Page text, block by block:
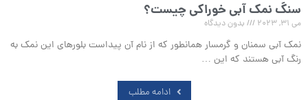
سنگ نمک آبی خوراکی چیست؟
می 31, 2023 بدون دیدگاه
نمک آبی سمنان و گرمسار همانطور که از نام آن پیداست بلورهای این نمک به
رنگ آبی هستند که این …
ادامه مطلب